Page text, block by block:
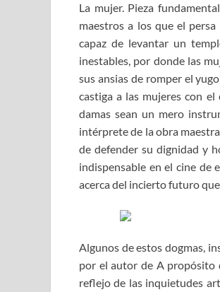
La mujer. Pieza
maestros a los que el
capaz de levantar un
inestables, por donde las
sus ansias de romper el
castiga a las mujeres con
damas sean un mero
intérprete de la obra
de defender su dignidad y
indispensable en el cine de
acerca del incierto futuro
Algunos de estos dogmas,
por el autor de A propósito
reflejo de las inquietudes